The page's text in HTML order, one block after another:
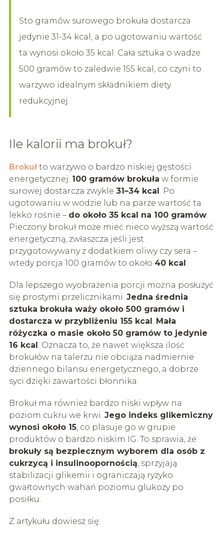
Sto gramów surowego brokuła dostarcza
jedynie 31-34 kcal, a po ugotowaniu wartość
ta wynosi około 35 kcal. Cała sztuka o wadze
500 gramów to zaledwie 155 kcal, co czyni to
warzywo idealnym składnikiem diety
redukcyjnej.
Ile kalorii ma brokuł?
Brokułto warzywo o bardzo niskiej gęstości
energetycznej. 100 gramów brokuła w formie
surowej dostarcza zwykle 31–34 kcal . Po
ugotowaniu w wodzie lub na parze wartość ta
lekko rośnie – do około 35 kcal na 100 gramów.
Pieczony brokuł może mieć nieco wyższą wartość
energetyczną, zwłaszcza jeśli jest
przygotowywany z dodatkiem oliwy czy sera –
wtedy porcja 100 gramów to około 40 kcal .
Dla lepszego wyobrażenia porcji można posłużyć
się prostymi przelicznikami. Jedna średnia
sztuka brokuła waży około 500 gramów i
dostarcza w przybliżeniu 155 kcal . Mała
różyczka o masie około 50 gramów to jedynie
16 kcal . Oznacza to, że nawet większa ilość
brokułów na talerzu nie obciąża nadmiernie
dziennego bilansu energetycznego, a dobrze
syci dzięki zawartości błonnika.
Brokuł ma również bardzo niski wpływ na
poziom cukru we krwi. Jego indeks glikemiczny
wynosi około 15, co plasuje go w grupie
produktów o bardzo niskim IG. To sprawia, że
brokuły są bezpiecznym wyborem dla osób z
cukrzycą i insulinoopornością, sprzyjają
stabilizacji glikemii i ograniczają ryzyko
gwałtownych wahań poziomu glukozy po
posiłku.
Z artykułu dowiesz się: